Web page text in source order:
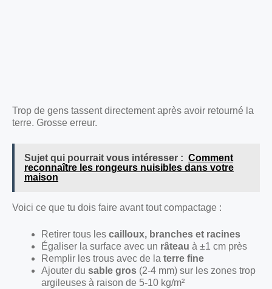
Trop de gens tassent directement après avoir retourné la
terre. Grosse erreur.
Sujet qui pourrait vous intéresser : Comment
reconnaître les rongeurs nuisibles dans votre
maison
Voici ce que tu dois faire avant tout compactage :
Retirer tous les cailloux, branches et racines
Égaliser la surface avec un râteau à ±1 cm près
Remplir les trous avec de la terre fine
Ajouter du sable gros (2-4 mm) sur les zones trop
argileuses à raison de 5-10 kg/m²